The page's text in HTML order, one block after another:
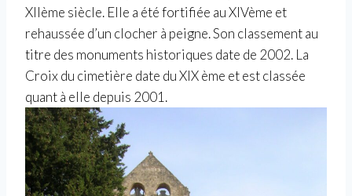
XIIème siècle. Elle a été fortifiée au XIVème et
rehaussée d’un clocher à peigne. Son classement au
titre des monuments historiques date de 2002. La
Croix du cimetière date du XIX ème et est classée
quant à elle depuis 2001.